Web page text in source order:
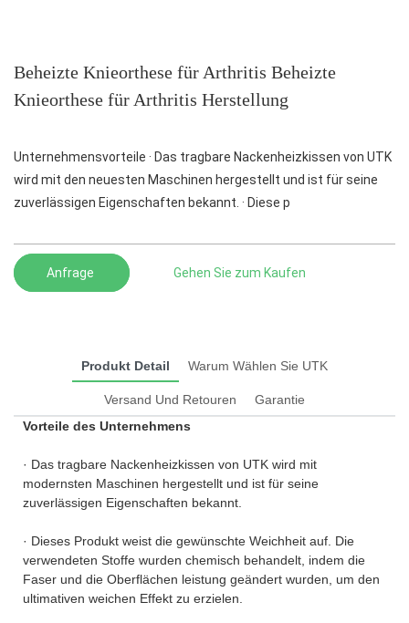
Beheizte Knieorthese für Arthritis Beheizte
Knieorthese für Arthritis Herstellung
Unternehmensvorteile · Das tragbare Nackenheizkissen von UTK
wird mit den neuesten Maschinen hergestellt und ist für seine
zuverlässigen Eigenschaften bekannt. · Diese p
Anfrage Gehen Sie zum Kaufen
Produkt Detail Warum Wählen Sie UTK
Versand Und Retouren
Garantie
Vorteile des Unternehmens
· Das tragbare Nackenheizkissen von UTK wird mit
modernsten Maschinen hergestellt und ist für seine
zuverlässigen Eigenschaften bekannt.
· Dieses Produkt weist die gewünschte Weichheit auf. Die
verwendeten Stoffe wurden chemisch behandelt, indem die
Faser und die Oberflächen leistung geändert wurden, um den
ultimativen weichen Effekt zu erzielen.